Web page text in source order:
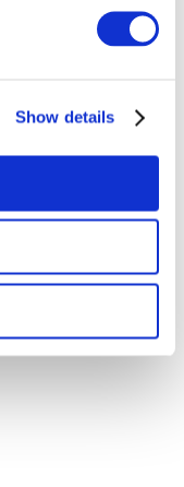
Show details